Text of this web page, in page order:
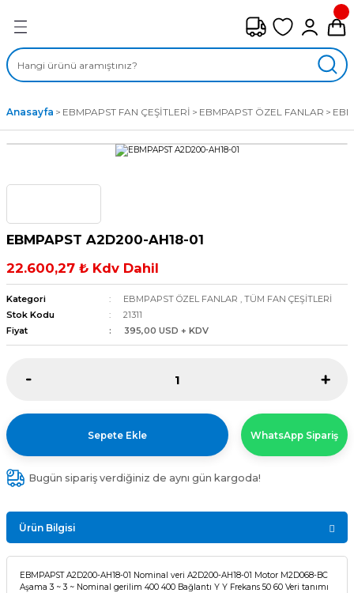
ÇEŞİTLERİ
FANLAR
FANLAR
Anasayfa EBMPAPST FAN ÇEŞİTLERİ EBMPAPST ÖZEL FANLAR
EBMPAPST A2D200-AH18-01
22.600,27 ₺ Kdv Dahil
Kategori EBMPAPST ÖZEL FANLAR , TÜM FAN ÇEŞİTLERİ
Stok Kodu
21311
Fiyat
395,00 USD + KDV
Sepete Ekle WhatsApp Sipariş
Bugün sipariş verdiğiniz de aynı gün kargoda!
Ürün Bilgisi
EBMPAPST A2D200-AH18-01 Nominal veri A2D200-AH18-01 Motor M2D068-BC
Aşama 3 ~ 3 ~ Nominal gerilim 400 400 Bağlantı Y Y Frekans 50 60 Veri tanımı